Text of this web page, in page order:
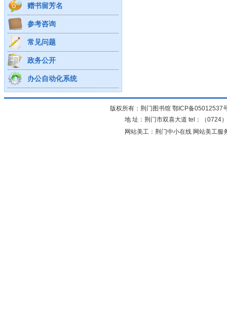
赠书留芳名
参考咨询
常见问题
政务公开
办公自动化系统
版权所有：荆门图书馆 鄂ICP备05012537
地 址：荆门市双喜大道 tel：（0724
网站美工：荆门中小在线 网站美工